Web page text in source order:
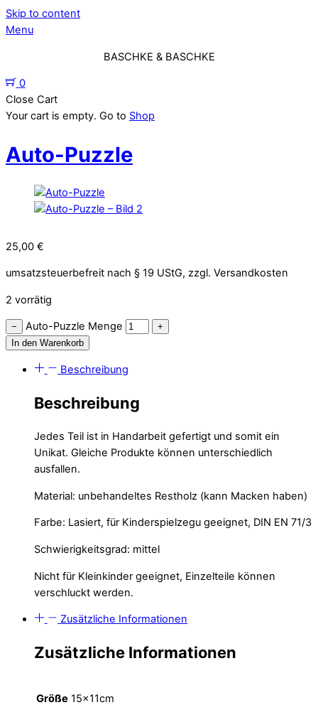
Skip to content
Menu
BASCHKE & BASCHKE
0
Close Cart
Your cart is empty. Go to Shop
Auto-Puzzle
25,00 €
umsatzsteuerbefreit nach § 19 UStG, zzgl. Versandkosten
2 vorrätig
− Auto-Puzzle Menge
+
In den Warenkorb
Beschreibung
Beschreibung
Jedes Teil ist in Handarbeit gefertigt und somit ein
Unikat. Gleiche Produkte können unterschiedlich
ausfallen.
Material: unbehandeltes Restholz (kann Macken haben)
Farbe: Lasiert, für Kinderspielzegu geeignet, DIN EN 71/3
Schwierigkeitsgrad: mittel
Nicht für Kleinkinder geeignet, Einzelteile können
verschluckt werden.
Zusätzliche Informationen
Zusätzliche Informationen
Größe 15x11cm